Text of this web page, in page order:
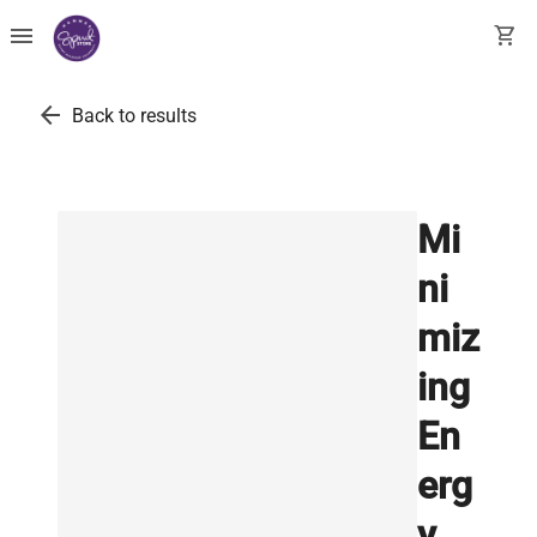
menu shopping_cart
arrow_back Back to results
Mi
ni
miz
ing
En
erg